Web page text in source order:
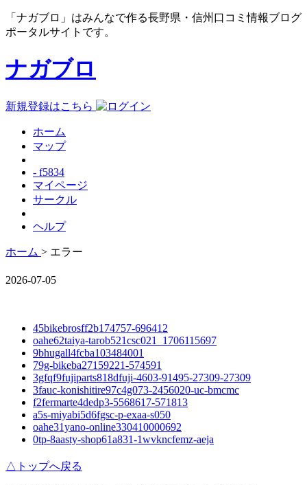
「ナガブロ」はみんなで作る長野県・信州口コミ情報ブログ
ポータルサイトです。
ナガブロ
新規登録はこちら
ホーム
マップ
- f5834
マイページ
サークル
ヘルプ
ホーム > エラー
2026-07-05
45bikebrosff2b174757-696412
oahe62taiya-tarob521csc021_1706115697
9bhugall4fcba103484001
79g-bikeba27159221-574591
3gfqf9fujiparts818dfuji-4603-91495-27309-27309
3fauc-konishitire97c4g073-2456020-uc-bmcmc
f2fermarte4dedp3-5568617-571813
a5s-miyabi5d6fgsc-p-exaa-s050
oahe31yano-online330410000692
0tp-8aasty-shop61a831-1wvkncfemz-aeja
△トップへ戻る